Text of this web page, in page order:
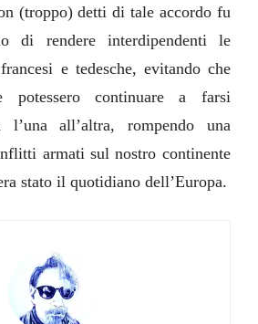
(troppo) detti di tale accordo fu
di rendere interdipendenti le
e tedesche, evitando che
potessero continuare a farsi
l’una all’altra, rompendo una
armati sul nostro continente
stato il quotidiano dell’Europa.